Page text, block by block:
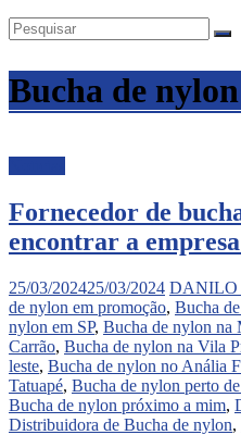
Bucha de
Fornecedor de
encontrar a
25/03/202425/03/2024 DANILO
de nylon em promoção, Bucha
nylon em SP, Bucha de nylon na
Carrão, Bucha de nylon na Vila
leste, Bucha de nylon no Anália
Tatuapé, Bucha de nylon perto
Bucha de nylon próximo a mim,
Distribuidora de Bucha de nylon,